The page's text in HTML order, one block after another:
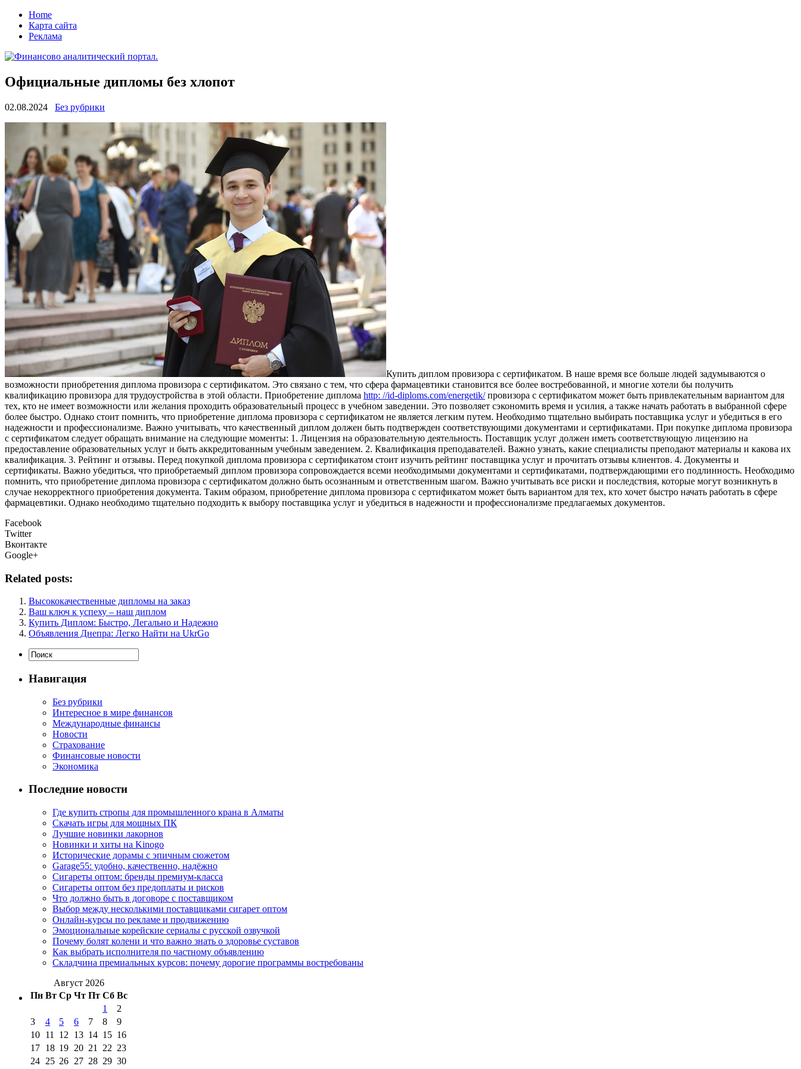
Home
Карта сайта
Реклама
Официальные дипломы без хлопот
02.08.2024 Без рубрики
Купить диплoм прoвизoрa с сeртификaтoм. В наше время все больше людей задумываются о
возможности приобретения диплома провизора с сертификатом. Это связано с тем, что сфера фармацевтики становится все более востребованной, и многие хотели бы получить
квалификацию провизора для трудоустройства в этой области. Приобретение диплома http: //id-diploms.com/energetik/провизора с сертификатом может быть привлекательным вариантом для
тех, кто не имеет возможности или желания проходить образовательный процесс в учебном заведении. Это позволяет сэкономить время и усилия, а также начать работать в выбранной сфере
более быстро. Однако стоит помнить, что приобретение диплома провизора с сертификатом не является легким путем. Необходимо тщательно выбирать поставщика услуг и убедиться в его
надежности и профессионализме. Важно учитывать, что качественный диплом должен быть подтвержден соответствующими документами и сертификатами. При покупке диплома провизора
с сертификатом следует обращать внимание на следующие моменты: 1. Лицензия на образовательную деятельность. Поставщик услуг должен иметь соответствующую лицензию на
предоставление образовательных услуг и быть аккредитованным учебным заведением. 2. Квалификация преподавателей. Важно узнать, какие специалисты преподают материалы и какова их
квалификация. 3. Рейтинг и отзывы. Перед покупкой диплома провизора с сертификатом стоит изучить рейтинг поставщика услуг и прочитать отзывы клиентов. 4. Документы и
сертификаты. Важно убедиться, что приобретаемый диплом провизора сопровождается всеми необходимыми документами и сертификатами, подтверждающими его подлинность. Необходимо
помнить, что приобретение диплома провизора с сертификатом должно быть осознанным и ответственным шагом. Важно учитывать все риски и последствия, которые могут возникнуть в
случае некорректного приобретения документа. Таким образом, приобретение диплома провизора с сертификатом может быть вариантом для тех, кто хочет быстро начать работать в сфере
фармацевтики. Однако необходимо тщательно подходить к выбору поставщика услуг и убедиться в надежности и профессионализме предлагаемых документов.
Facebook
Twitter
Вконтакте
Google+
Related posts:
Высококачественные дипломы на заказ
Ваш ключ к успеху – наш диплом
Купить Диплом: Быстро, Легально и Надежно
Объявления Днепра: Легко Найти на UkrGo
Навигация
Без рубрики
Интересное в мире финансов
Международные финансы
Новости
Страхование
Финансовые новости
Экономика
Последние новости
Где купить стропы для промышленного крана в Алматы
Скачать игры для мощных ПК
Лучшие новинки лакорнов
Новинки и хиты на Kinogo
Исторические дорамы с эпичным сюжетом
Garage55: удобно, качественно, надёжно
Сигареты оптом: бренды премиум-класса
Сигареты оптом без предоплаты и рисков
Что должно быть в договоре с поставщиком
Выбор между несколькими поставщиками сигарет оптом
Онлайн-курсы по рекламе и продвижению
Эмоциональные корейские сериалы с русской озвучкой
Почему болят колени и что важно знать о здоровье суставов
Как выбрать исполнителя по частному объявлению
Складчина премиальных курсов: почему дорогие программы востребованы
Август 2026
Пн Вт Ср Чт Пт Сб Вс
1
2
3
4 5 6 7 8
9
10 11 12 13 14 15 16
17 18 19 20 21 22 23
24 25 26 27 28 29 30